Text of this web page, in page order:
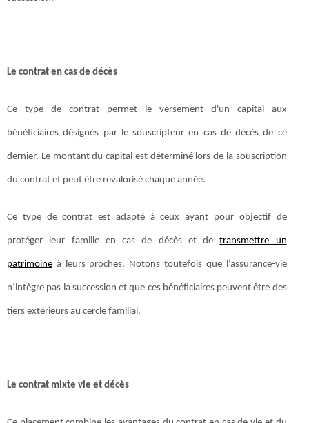
Le contrat en cas de décès
Ce type de contrat permet le versement d'un capital aux
bénéficiaires désignés par le souscripteur en cas de décès de ce
dernier. Le montant du capital est déterminé lors de la souscription
du contrat et peut être revalorisé chaque année.
Ce type de contrat est adapté à ceux ayant pour objectif de
protéger leur famille en cas de décès et detransmettre un
patrimoine à leurs proches. Notons toutefois que l’assurance-vie
n’intègre pas la succession et que ces bénéficiaires peuvent être des
tiers extérieurs au cercle familial.
Le contrat mixte vie et décès